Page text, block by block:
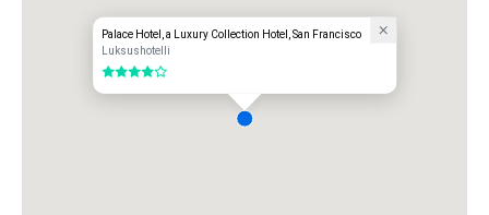
Palace Hotel, a Luxury Collection Hotel, San Francisco
Luksushotelli
4 / 5